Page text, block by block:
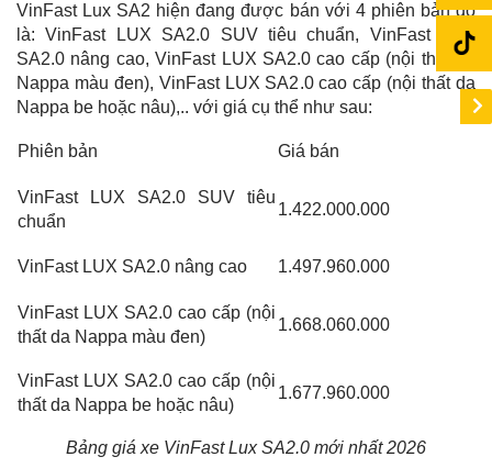
VinFast Lux SA2 hiện đang được bán với 4 phiên bản đó
là: VinFast LUX SA2.0 SUV tiêu chuẩn, VinFast LUX
SA2.0 nâng cao, VinFast LUX SA2.0 cao cấp (nội thất da
Nappa màu đen), VinFast LUX SA2.0 cao cấp (nội thất da
Nappa be hoặc nâu),.. với giá cụ thể như sau:
Phiên bản Giá bán
VinFast LUX SA2.0 SUV tiêu
chuẩn
1.422.000.000
VinFast LUX SA2.0 nâng cao 1.497.960.000
VinFast LUX SA2.0 cao cấp (nội
thất da Nappa màu đen)
1.668.060.000
VinFast LUX SA2.0 cao cấp (nội
thất da Nappa be hoặc nâu)
1.677.960.000
Bảng giá xe VinFast Lux SA2.0 mới nhất 2026